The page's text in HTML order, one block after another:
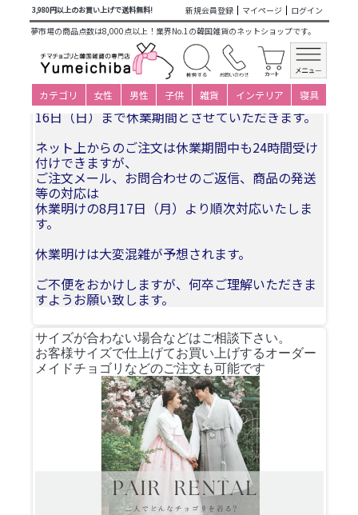
3,980円以上のお買い上げで送料無料! 新規会員登録 マイページ
ログイン
夢市場の商品点数は8,000点以上！業界No.1の韓国雑貨のネットショップです。
カテゴリ 女性 男性 子供 雑貨 インテリア 寝具
商品カテゴリ一覧>仕立て済み衣装(大人用レンタル)> ペアレ
ンタル
夏季休業についてお知らせ
誠に勝手ながら、2026年8月11日(火)〜2026年8月
16日（日）まで休業期間とさせていただきます。
ネット上からのご注文は休業期間中も24時間受け
付けできますが、
ご注文メール、お問合わせのご返信、商品の発送
等の対応は
休業明けの8月17日（月）より順次対応いたしま
す。
休業明けは大変混雑が予想されます。
ご不便をおかけしますが、何卒ご理解いただきま
すようお願い致します。
サイズが合わない場合などはご相談下さい。
お客様サイズで仕上げてお買い上げするオーダー
メイドチョゴリなどのご注文も可能です